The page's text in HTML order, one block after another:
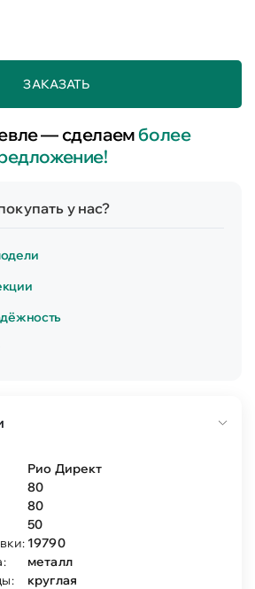
ЗАКАЗАТЬ
— сделаемболее
у нас?
Рио Директ
80
80
50
19790
металл
круглая